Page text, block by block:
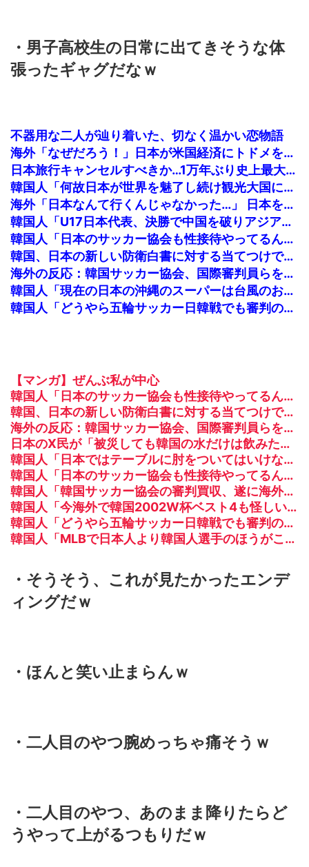
・男子高校生の日常に出てきそうな体
張ったギャグだなｗ
不器用な二人が辿り着いた、切なく温かい恋物語
海外「なぜだろう！」日本が米国経済にトドメを刺さない本当の理由に海外が大騒ぎ
日本旅行キャンセルすべきか…1万年ぶり史上最大級の火山の兆し＝韓国の反応
韓国人「何故日本が世界を魅了し続け観光大国になったのか？その理由がこちら‥」→「文化的なソフトパワーが凄い」
海外「日本なんて行くんじゃなかった…」 日本を知ってしまったディズニー信者、帰国後『本家』に失望する事態に
韓国人「U17日本代表、決勝で中国を破りアジア杯優勝（通算5回目・最多優勝国）」→「韓国は8強で落ちたのに・・・もう越えられない壁になってしまったね」「韓国は監督の問題が大きい」「日本はもうどんなに精神勝利したところで超えられない壁である」
韓国人「日本のサッカー協会も性接待やってるんじゃないですか？」
韓国、日本の新しい防衛白書に対する当てつけで、日本の制止も聞かず日本の領土で軍事訓練を強行
海外の反応：韓国サッカー協会、国際審判員らを性接待
韓国人「現在の日本の沖縄のスーパーは台風のおかげでこうなりました」
韓国人「どうやら五輪サッカー日韓戦でも審判の接待があった模様…」→「メダル剥奪なのでは…？（ブルブル」＝韓国の反応
【マンガ】ぜんぶ私が中心
韓国人「日本のサッカー協会も性接待やってるんじゃないですか？」
韓国、日本の新しい防衛白書に対する当てつけで、日本の制止も聞かず日本の領土で軍事訓練を強行
海外の反応：韓国サッカー協会、国際審判員らを性接待
日本のX民が「被災しても韓国の水だけは飲みたくない」と投稿したのが韓国にバレてしまうw
韓国人「日本ではテーブルに肘をついてはいけない？日本の食事マナーが想像以上に厳格すぎて韓国人が衝撃！」→「これが日本の食事マナーか？‥」
韓国人「日本のサッカー協会も性接待やってるんじゃないですか？」
韓国人「韓国サッカー協会の審判買収、遂に海外でも話題に…」→「2002年の栄光まで疑われる…（ﾌﾞﾙﾌﾞﾙ」＝韓国の反応
韓国人「今海外で韓国2002W杯ベスト4も怪しいと言われてるよ！性接待がバレちゃったからね」
韓国人「どうやら五輪サッカー日韓戦でも審判の接待があった模様…」→「メダル剥奪なのでは…？（ﾌﾞﾙﾌﾞﾙ」＝韓国の反応
韓国人「MLBで日本人より韓国人選手のほうがこの能力だけは上だよね」
・そうそう、これが見たかったエンデ
ィングだｗ
・ほんと笑い止まらんｗ
・二人目のやつ腕めっちゃ痛そうｗ
・二人目のやつ、あのまま降りたらど
うやって上がるつもりだｗ